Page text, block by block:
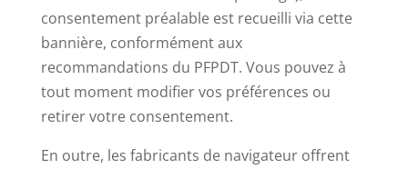
consentement préalable est recueilli via cette
bannière, conformément aux
recommandations du PFPDT. Vous pouvez à
tout moment modifier vos préférences ou
retirer votre consentement.
En outre, les fabricants de navigateur offrent